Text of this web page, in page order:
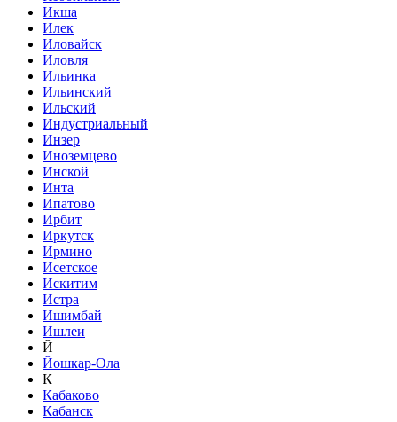
Икша
Илек
Иловайск
Иловля
Ильинка
Ильинский
Ильский
Индустриальный
Инзер
Иноземцево
Инской
Инта
Ипатово
Ирбит
Иркутск
Ирмино
Исетское
Искитим
Истра
Ишимбай
Ишлеи
Й
Йошкар-Ола
К
Кабаково
Кабанск